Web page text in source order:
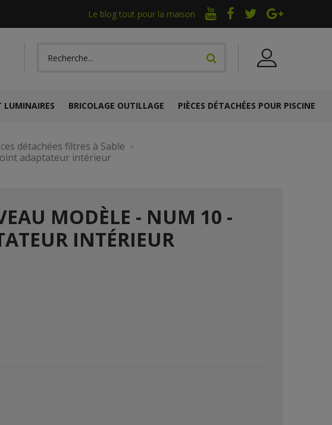
Le blog tout pour la maison
LUMINAIRES BRICOLAGE OUTILLAGE PIÈCES DÉTACHÉES POUR PISCINE
détachées filtres à Sable
adaptateur intérieur
MODÈLE - NUM 10 -
INTÉRIEUR